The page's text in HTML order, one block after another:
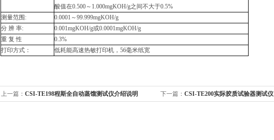
酸值在0.500～1.000mgKOH/g之间不大于0.5%
测量范围:
0.0001～99.999mgKOH/g
分 辨 率:
0.001mgKOH/g或0.0001mgKOH/g
重 复 性
0.3%
打印方式：
低耗能高速热敏打印机，56毫米纸宽
上一篇： CSI-TE198程斯全自动蒸馏测试仪介绍说明 下一篇： CSI-TE200实际胶质试验器测试仪